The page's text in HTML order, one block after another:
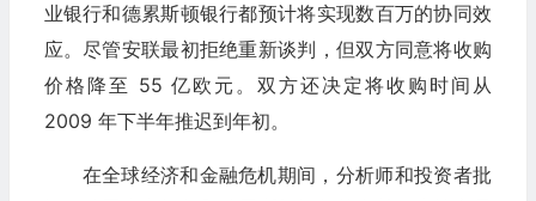
业银行和德累斯顿银行都预计将实现数百万的协同效
应。尽管安联最初拒绝重新谈判，但双方同意将收购
价格降至 55 亿欧元。双方还决定将收购时间从
2009 年下半年推迟到年初。
在全球经济和金融危机期间，分析师和投资者批